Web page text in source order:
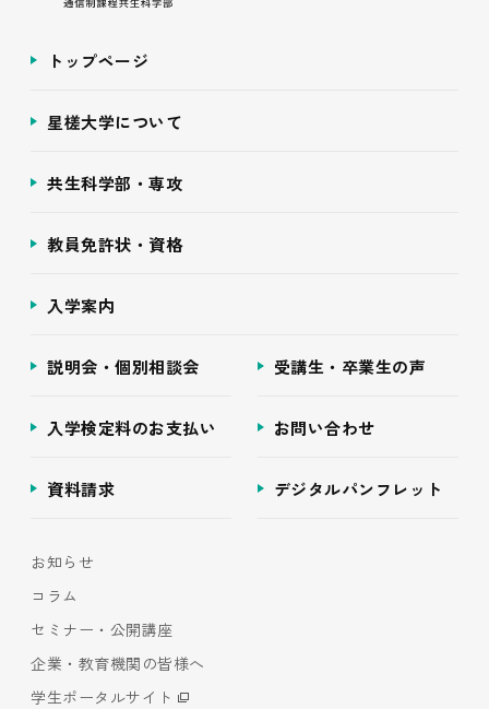
トップページ
星槎大学について
共生科学部・専攻
教員免許状・資格
入学案内
説明会・個別相談会 受講生・卒業生の声
入学検定料のお支払い お問い合わせ
資料請求 デジタルパンフレット
お知らせ
コラム
セミナー・公開講座
企業・教育機関の皆様へ
学生ポータルサイト